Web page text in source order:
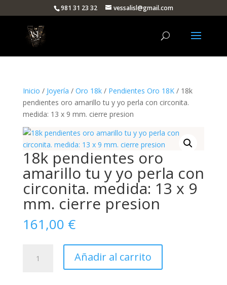
981 31 23 32 vessalisl@gmail.com
Inicio / Joyería / Oro 18k/ Pendientes Oro 18K/ 18k
pendientes oro amarillo tu y yo perla con circonita.
medida: 13 x 9 mm. cierre presion
18k pendientes oro
amarillo tu y yo perla con
circonita. medida: 13 x 9
mm. cierre presion
161,00 €
pendientes
Añadir al carrito